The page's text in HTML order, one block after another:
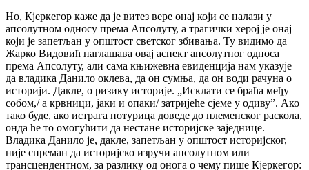
Но, Кјеркегор каже да је витез вере онај који се налази у
апсолутном односу према Апсолуту, а трагички херој је онај
који је запетљан у општост светског збивања. Ту видимо да
Жарко Видовић наглашава овај аспект апсолутног односа
према Апсолуту, али сама књижевна евиденција нам указује
да владика Данило оклева, да он сумња, да он води рачуна о
историји. Дакле, о ризику историје. „Исклати се браћа међу
собом,/ а крвници, јаки и опаки/ затријеће сјеме у одиву”. Ако
тако буде, ако истрага потурица доведе до племенског раскола,
онда ће то омогућити да нестане историјске заједнице.
Владика Данило је, дакле, запетљан у општост историјског,
није спреман да историјско изручи апсолутном или
трансцендентном, за разлику од онога о чему пише Кјеркегор: